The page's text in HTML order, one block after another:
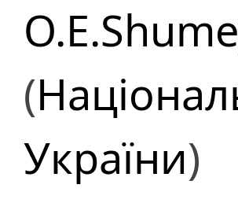
(
України)